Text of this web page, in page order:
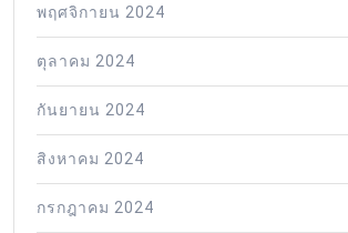
พฤศจิกายน 2024
ตุลาคม 2024
กันยายน 2024
สิงหาคม 2024
กรกฎาคม 2024